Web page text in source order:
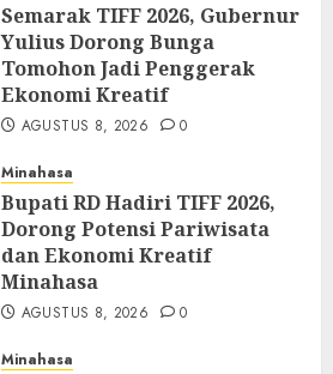
Semarak TIFF 2026, Gubernur
Yulius Dorong Bunga
Tomohon Jadi Penggerak
Ekonomi Kreatif
AGUSTUS 8, 2026 0
Minahasa
Bupati RD Hadiri TIFF 2026,
Dorong Potensi Pariwisata
dan Ekonomi Kreatif
Minahasa
AGUSTUS 8, 2026 0
Minahasa